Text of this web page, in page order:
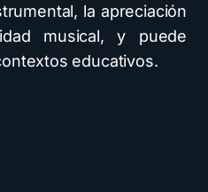
la apreciación
musical, y puede
educativos.